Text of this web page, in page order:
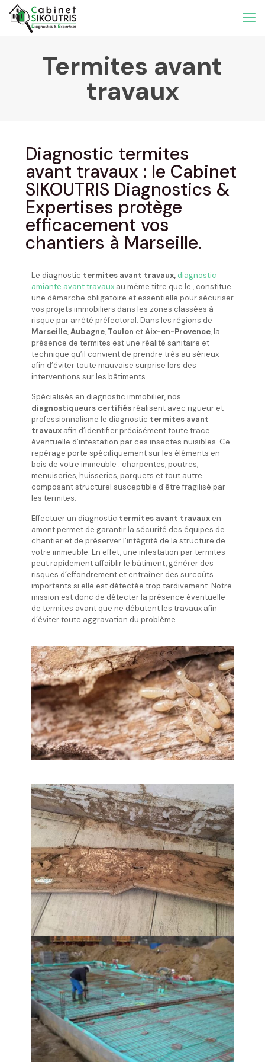
Termites avant
travaux
Diagnostic termites
avant travaux : le Cabinet
SIKOUTRIS Diagnostics &
Expertises protège
efficacement vos
chantiers à Marseille.
Le diagnostic termites avant travaux, diagnostic
amiante avant travaux au même titre que le , constitue
une démarche obligatoire et essentielle pour sécuriser
vos projets immobiliers dans les zones classées à
risque par arrêté préfectoral. Dans les régions de
Marseille,Aubagne, Toulon etAix-en-Provence, la
présence de termites est une réalité sanitaire et
technique qu’il convient de prendre très au sérieux
afin d’éviter toute mauvaise surprise lors des
interventions sur les bâtiments.
Spécialisés en diagnostic immobilier, nos
diagnostiqueurs certifiésréalisent avec rigueur et
professionnalisme le diagnostic termites avant
travaux afin d’identifier précisément toute trace
éventuelle d’infestation par ces insectes nuisibles. Ce
repérage porte spécifiquement sur les éléments en
bois de votre immeuble : charpentes, poutres,
menuiseries, huisseries, parquets et tout autre
composant structurel susceptible d’être fragilisé par
les termites.
Effectuer un diagnostic termites avant travaux en
amont permet de garantir la sécurité des équipes de
chantier et de préserver l’intégrité de la structure de
votre immeuble. En effet, une infestation par termites
peut rapidement affaiblir le bâtiment, générer des
risques d’effondrement et entraîner des surcoûts
importants si elle est détectée trop tardivement. Notre
mission est donc de détecter la présence éventuelle
de termites avant que ne débutent les travaux afin
d’éviter toute aggravation du problème.